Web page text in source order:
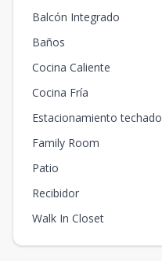
Balcón Integrado
Baños
Cocina Caliente
Cocina Fría
Estacionamiento techado
Family Room
Patio
Recibidor
Walk In Closet